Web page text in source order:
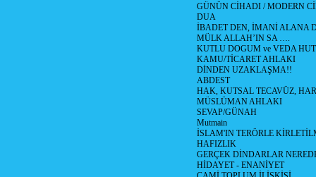
GÜNÜN CİHADI / MODERN
DUA
İBADET DEN, İMANİ ALANA
MÜLK ALLAH’IN SA ….
KUTLU DOGUM ve VEDA
KAMU/TİCARET AHLAKI
DİNDEN UZAKLAŞMA!!
ABDEST
HAK, KUTSAL TECAVÜZ,
MÜSLÜMAN AHLAKI
SEVAP/GÜNAH
Mutmain
İSLAM'IN TERÖRLE
HAFIZLIK
GERÇEK DİNDARLAR
HİDAYET - ENANİYET